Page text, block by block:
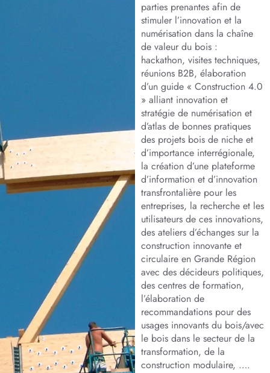
parties prenantes afin de
stimuler l’innovation et la
numérisation dans la chaîne
de valeur du bois :
hackathon, visites techniques,
réunions B2B, élaboration
d’un guide « Construction 4.0
» alliant innovation et
stratégie de numérisation et
d’atlas de bonnes pratiques
des projets bois de niche et
d’importance interrégionale,
la création d’une plateforme
d’information et d’innovation
transfrontalière pour les
entreprises, la recherche et les
utilisateurs de ces innovations,
des ateliers d’échanges sur la
construction innovante et
circulaire en Grande Région
avec des décideurs politiques,
des centres de formation,
l’élaboration de
recommandations pour des
usages innovants du bois/avec
le bois dans le secteur de la
transformation, de la
construction modulaire, ….